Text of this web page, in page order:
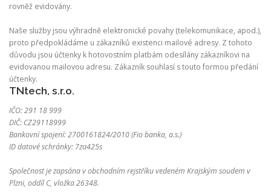
rovněž evidovány.
Naše služby jsou výhradně elektronické povahy (telekomunikace, apod.),
proto předpokládáme u zákazníků existenci mailové adresy. Z tohoto
důvodu jsou účtenky k hotovostním platbám odesílány zákazníkovi na
evidovanou mailovou adresu. Zákazník souhlasí s touto formou předání
účtenky.
TNtech, s.r.o.
IČO: 291 18 999
DIČ: CZ29118999
Bankovní spojení: 2700161824/2010 (Fio banka, a.s.)
ID datové schránky: 7za425s
Společnost je zapsána v obchodním rejstříku vedeném Krajským soudem v
Plzni, oddíl C, vložka 26348.